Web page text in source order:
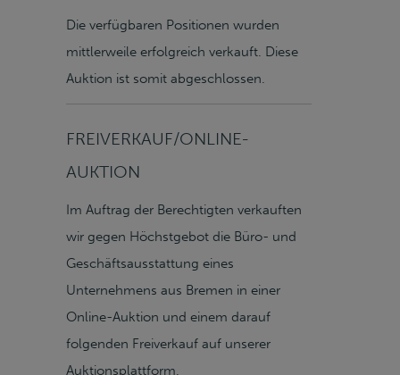
Die verfügbaren Positionen wurden
mittlerweile erfolgreich verkauft. Diese
Auktion ist somit abgeschlossen.
FREIVERKAUF/ONLINE-
AUKTION
Im Auftrag der Berechtigten verkauften
wir gegen Höchstgebot die Büro- und
Geschäftsausstattung eines
Unternehmens aus Bremen in einer
Online-Auktion und einem darauf
folgenden Freiverkauf auf unserer
Auktionsplattform.